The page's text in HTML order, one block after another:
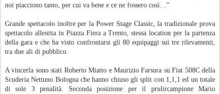
noi piacciono tanto, per cui va bene e ce ne fossero così…”
Grande spettacolo inoltre per la Power Stage Classic, la tradizionale prova
spettacolo allestita in Piazza Fiera a Trento, stessa location per la partenza
della gara e che ha visto confrontarsi gli 80 equipaggi sui tre rilevamenti,
tra due ali di pubblico.
A vincerla sono stati Roberto Miatto e Maurizio Farsura su Fiat 508C della
Scuderia Nettuno Bologna che hanno chiuso gli split con 1,1,1 ed un totale
di sole 3 penalità. Seconda posizione per il prulircampione Mario